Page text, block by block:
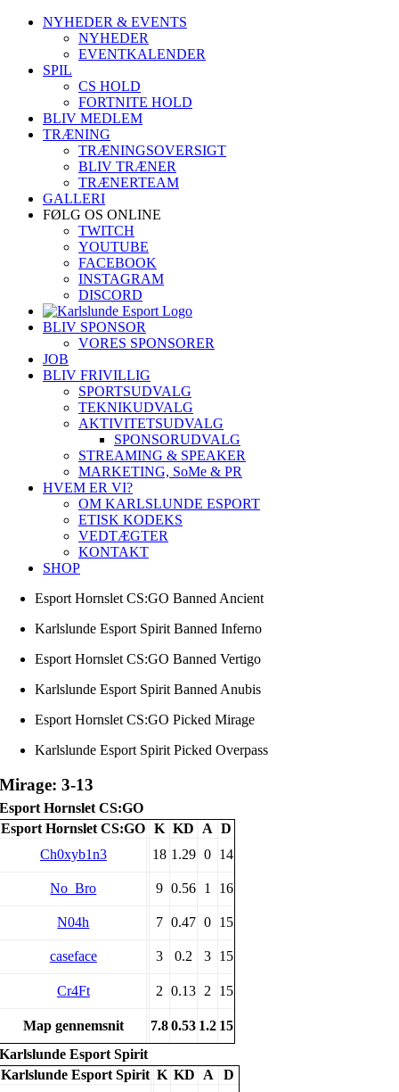
Skip
NYHEDER & EVENTS
NYHEDER
EVENTKALENDER
SPIL
CS HOLD
FORTNITE HOLD
BLIV MEDLEM
TRÆNING
TRÆNINGSOVERSIGT
BLIV TRÆNER
TRÆNERTEAM
GALLERI
FØLG OS ONLINE
TWITCH
YOUTUBE
FACEBOOK
INSTAGRAM
DISCORD
BLIV SPONSOR
VORES SPONSORER
JOB
BLIV FRIVILLIG
SPORTSUDVALG
TEKNIKUDVALG
AKTIVITETSUDVALG
SPONSORUDVALG
STREAMING & SPEAKER
MARKETING, SoMe & PR
HVEM ER VI?
OM KARLSLUNDE ESPORT
ETISK KODEKS
VEDTÆGTER
KONTAKT
SHOP
Esport Hornslet CS:GO Banned Ancient
Karlslunde Esport Spirit Banned Inferno
Esport Hornslet CS:GO Banned Vertigo
Karlslunde Esport Spirit Banned Anubis
Esport Hornslet CS:GO Picked Mirage
Karlslunde Esport Spirit Picked Overpass
Mirage: 3-13
Esport Hornslet CS:GO
Esport Hornslet CS:GO
K KD A
D
Ch0xyb1n3
18 1.29 0 14
No_Bro 9 0.56 1 16
N04h 7 0.47 0 15
caseface 3 0.2 3 15
Cr4Ft 2 0.13 2 15
Map gennemsnit 7.80.53 1.2 15
Karlslunde Esport Spirit
Karlslunde Esport Spirit K KD A
D